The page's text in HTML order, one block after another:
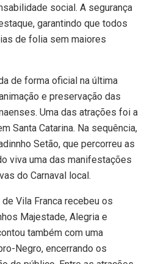
social. A segurança
garantindo que todos
de folia sem maiores
de forma oficial na última
e preservação das
Uma das atrações foi a
Santa Catarina. Na sequência,
Setão, que percorreu as
viva uma das manifestações
do Carnaval local.
Vila Franca recebeu os
Majestade, Alegria e
também com uma
Negro, encerrando os